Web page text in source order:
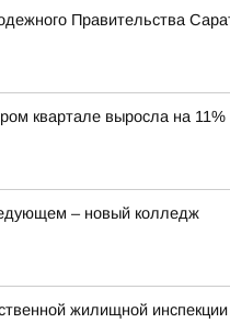
Правительства
квартале выросла на 11%
– новый колледж
жилищной инспекции